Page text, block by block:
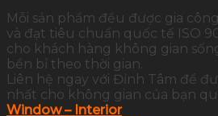
Mỗi sản phẩm đều được gia
và đạt tiêu chuẩn quốc tế ISO
cho khách hàng không gian
bền bỉ theo thời gian.
Liên hệ ngay với Đỉnh Tâm để
nhất cho không gian của bạn
Window – Interior